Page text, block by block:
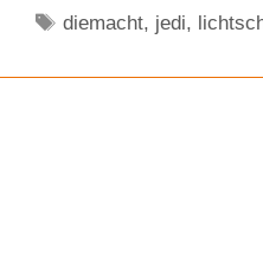
Schlagwörter
diemacht, jedi,